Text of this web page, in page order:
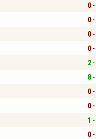
0
0
0 -
0
2
8
0 -
0
1
0